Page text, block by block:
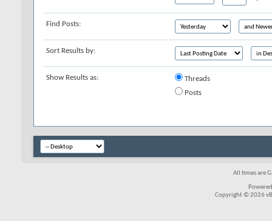
Find Posts:
Sort Results by:
Show Results as:
Threads
Posts
All times are
Copyright © 2026